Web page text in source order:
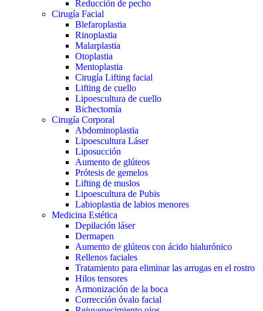
Reducción de pecho
Cirugía Facial
Blefaroplastia
Rinoplastia
Malarplastia
Otoplastia
Mentoplastia
Cirugía Lifting facial
Lifting de cuello
Lipoescultura de cuello
Bichectomía
Cirugía Corporal
Abdominoplastia
Lipoescultura Láser
Liposucción
Aumento de glúteos
Prótesis de gemelos
Lifting de muslos
Lipoescultura de Pubis
Labioplastia de labios menores
Medicina Estética
Depilación láser
Dermapen
Aumento de glúteos con ácido hialurónico
Rellenos faciales
Tratamiento para eliminar las arrugas en el rostro
Hilos tensores
Armonización de la boca
Corrección óvalo facial